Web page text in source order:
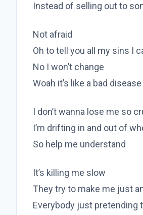
Instead of selling out to
Not afraid
Oh to tell you all my sins I
No I won’t change
Woah it’s like a bad
I don’t wanna lose me so
I’m drifting in and out of
So help me understand
It’s killing me slow
They try to make me just
Everybody just pretending